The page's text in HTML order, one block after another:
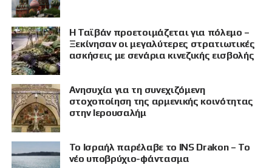
Η Ταϊβάν προετοιμάζεται για πόλεμο –
Ξεκίνησαν οι μεγαλύτερες στρατιωτικές
ασκήσεις με σενάρια κινεζικής εισβολής
Ανησυχία για τη συνεχιζόμενη
στοχοποίηση της αρμενικής κοινότητας
στην Ιερουσαλήμ
Το Ισραήλ παρέλαβε το INS Drakon – Το
νέο υποβρύχιο-φάντασμα